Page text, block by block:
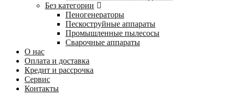
Без категории
Пеногенераторы
Пескоструйные аппараты
Промышленные пылесосы
Сварочные аппараты
О нас
Оплата и доставка
Кредит и рассрочка
Сервис
Контакты